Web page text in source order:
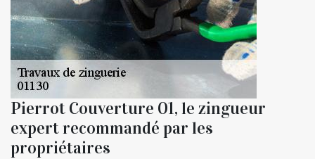
Pierrot Couverture 01, le zingueur
expert recommandé par les
propriétaires